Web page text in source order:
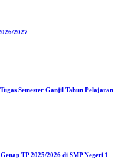
2027
Semester Ganjil Tahun Pelajaran
TP 2025/2026 di SMP Negeri 1